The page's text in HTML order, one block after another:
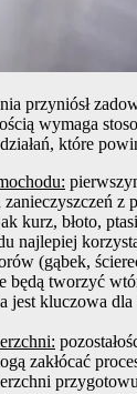
przyniósł
wymaga
które
z
kurz, błoto,
najlepiej
(gąbek,
będą tworzyć
jest kluczowa dla
zakłócać